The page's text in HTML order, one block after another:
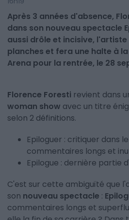
Après 3 années d'absence,
dans son nouveau spectacle
aussi drôle et incisive,
planches et fera une halte à
Arena pour la rentrée, le 28
Florence Foresti revient dans
woman show avec un titre
selon 2 définitions.
Epiloguer : critiquer dans
commentaires longs et
Epilogue : dernière partie
C'est sur cette ambiguïté que
son nouveau spectacle :
commentaires longs et